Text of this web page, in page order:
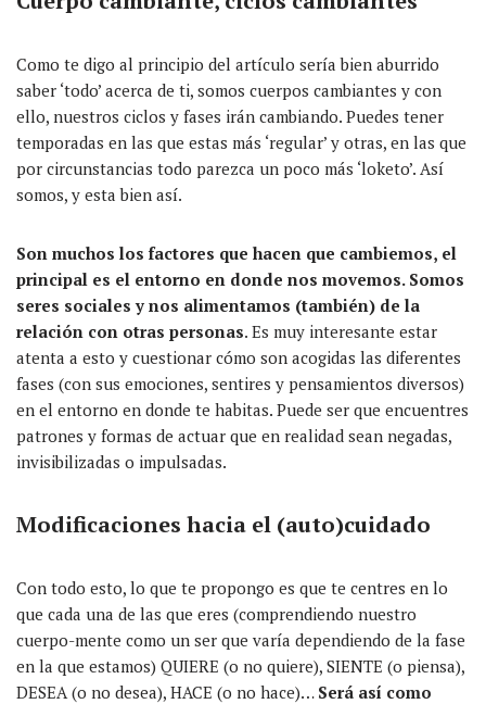
Como te digo al principio del artículo sería bien aburrido
saber ‘todo’ acerca de ti, somos cuerpos cambiantes y con
ello, nuestros ciclos y fases irán cambiando. Puedes tener
temporadas en las que estas más ‘regular’ y otras, en las que
por circunstancias todo parezca un poco más ‘loketo’. Así
somos, y esta bien así.
Son muchos los factores que hacen que cambiemos, el
principal es el entorno en donde nos movemos. Somos
seres sociales y nos alimentamos (también) de la
relación con otras personas. Es muy interesante estar
atenta a esto y cuestionar cómo son acogidas las diferentes
fases (con sus emociones, sentires y pensamientos diversos)
en el entorno en donde te habitas. Puede ser que encuentres
patrones y formas de actuar que en realidad sean negadas,
invisibilizadas o impulsadas.
Modificaciones hacia el (auto)cuidado
Con todo esto, lo que te propongo es que te centres en lo
que cada una de las que eres (comprendiendo nuestro
cuerpo-mente como un ser que varía dependiendo de la fase
en la que estamos) QUIERE (o no quiere), SIENTE (o piensa),
DESEA (o no desea), HACE (o no hace)… Será así como